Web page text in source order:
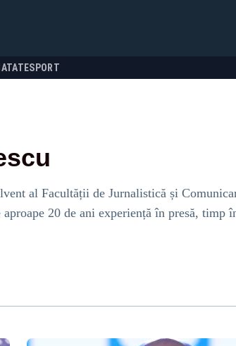
SPORT
al Facultății de Jurnalistică și
20 de ani experiență în presă, timp